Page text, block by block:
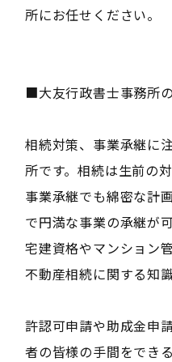
所にお任せください。
■大友行政書士事務所
相続対策、事業承継に
所です。相続は生前の
事業承継でも綿密な計
で円満な事業の承継が
宅建資格やマンション
不動産相続に関する知
許認可申請や助成金申
者の皆様の手間をでき